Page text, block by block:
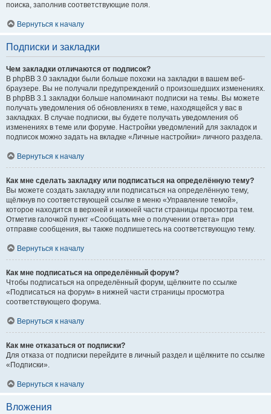
поиска, заполнив соответствующие поля.
Вернуться к началу
Подписки и закладки
Чем закладки отличаются от подписок?
В phpBB 3.0 закладки были больше похожи на закладки в вашем веб-
браузере. Вы не получали предупреждений о произошедших изменениях.
В phpBB 3.1 закладки больше напоминают подписки на темы. Вы можете
получать уведомления об обновлениях в теме, находящейся у вас в
закладках. В случае подписки, вы будете получать уведомления об
изменениях в теме или форуме. Настройки уведомлений для закладок и
подписок можно задать на вкладке «Личные настройки» личного раздела.
Вернуться к началу
Как мне сделать закладку или подписаться на определённую тему?
Вы можете создать закладку или подписаться на определённую тему,
щёлкнув по соответствующей ссылке в меню «Управление темой»,
которое находится в верхней и нижней части страницы просмотра тем.
Отметив галочкой пункт «Сообщать мне о получении ответа» при
отправке сообщения, вы также подпишетесь на соответствующую тему.
Вернуться к началу
Как мне подписаться на определённый форум?
Чтобы подписаться на определённый форум, щёлкните по ссылке
«Подписаться на форум» в нижней части страницы просмотра
соответствующего форума.
Вернуться к началу
Как мне отказаться от подписки?
Для отказа от подписки перейдите в личный раздел и щёлкните по ссылке
«Подписки».
Вернуться к началу
Вложения